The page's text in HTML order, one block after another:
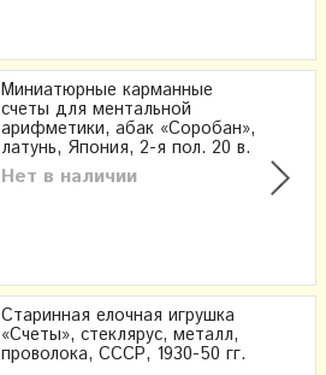
Миниатюрные карманные
счеты для ментальной
арифметики, абак «Соробан»,
латунь, Япония, 2-я пол. 20 в.
Нет в наличии
Старинная елочная игрушка
«Счеты», стеклярус, металл,
проволока, СССР, 1930-50 гг.